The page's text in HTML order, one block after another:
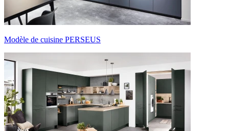
Modèle de cuisine PERSEUS